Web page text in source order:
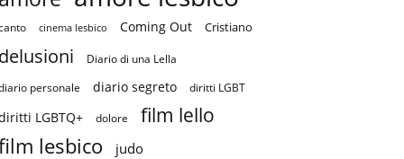
cinema lesbico Coming Out Cristiano
Diario di una Lella
personale
diario segreto diritti LGBT
LGBTQ+ dolore film lello
lesbico judo